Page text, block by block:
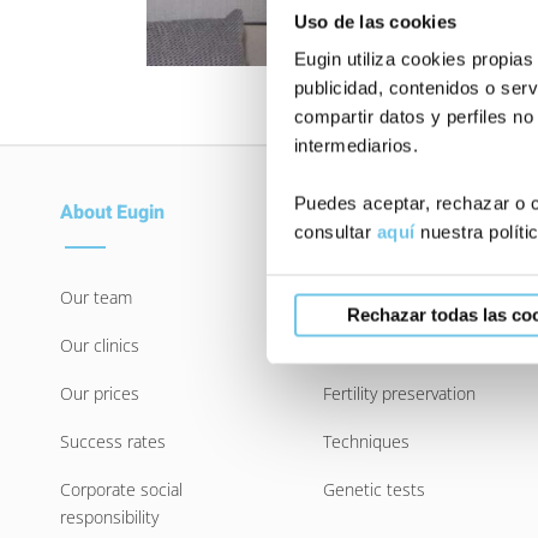
Uso de las cookies
Eugin utiliza cookies
publicidad, contenidos o
compartir datos y perfiles
intermediarios.
Puedes aceptar, rechazar o
consultar aquínuestra
Rechazar todas las
About Eugin
Our team
Our clinics
Our prices
Success rates
Corporate social
responsibility
Treatments
In Vitro Fertilization
Artificial Insemination
Fertility preservation
Techniques
Genetic tests